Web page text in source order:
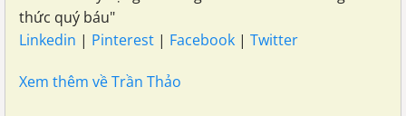
thức quý báu"
Linkedin | Pinterest | Facebook | Twitter
Xem thêm về Trần Thảo